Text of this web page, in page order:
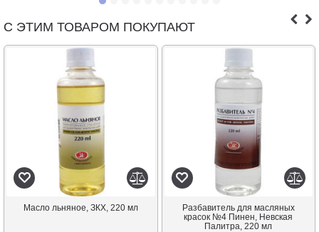
С ЭТИМ ТОВАРОМ ПОКУПАЮТ
Масло льняное, ЗКХ, 220 мл
Разбавитель для масляных
красок №4 Пинен, Невская
Палитра, 220 мл